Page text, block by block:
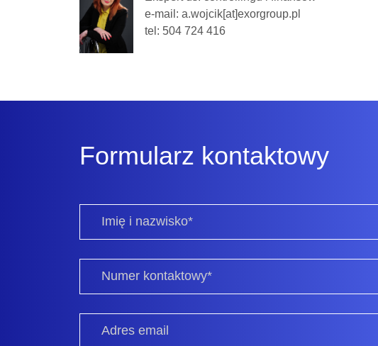
e-mail: a.wojcik[at]exorgroup.pl
tel: 504 724 416
Formularz kontaktowy